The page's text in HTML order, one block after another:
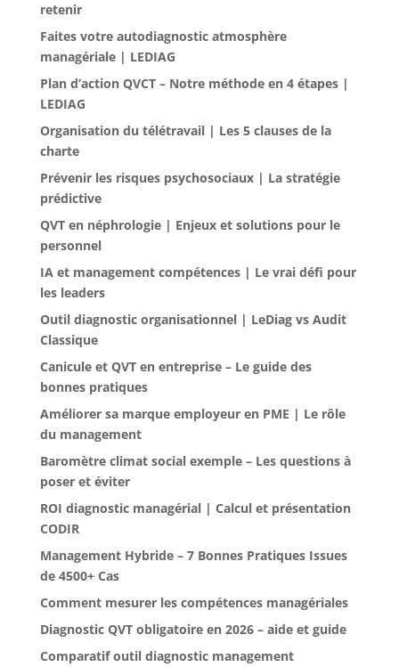
retenir
Faites votre autodiagnostic atmosphère
managériale | LEDIAG
Plan d’action QVCT – Notre méthode en 4 étapes |
LEDIAG
Organisation du télétravail | Les 5 clauses de la
charte
Prévenir les risques psychosociaux | La stratégie
prédictive
QVT en néphrologie | Enjeux et solutions pour le
personnel
IA et management compétences | Le vrai défi pour
les leaders
Outil diagnostic organisationnel | LeDiag vs Audit
Classique
Canicule et QVT en entreprise – Le guide des
bonnes pratiques
Améliorer sa marque employeur en PME | Le rôle
du management
Baromètre climat social exemple – Les questions à
poser et éviter
ROI diagnostic managérial | Calcul et présentation
CODIR
Management Hybride – 7 Bonnes Pratiques Issues
de 4500+ Cas
Comment mesurer les compétences managériales
Diagnostic QVT obligatoire en 2026 – aide et guide
Comparatif outil diagnostic management